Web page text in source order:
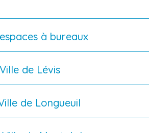
à bureaux
de Lévis
de Longueuil